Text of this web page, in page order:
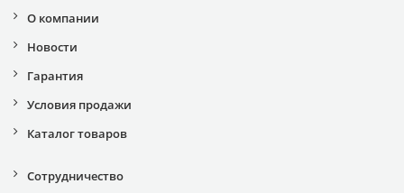
О компании
Новости
Гарантия
Условия продажи
Каталог товаров
Сотрудничество